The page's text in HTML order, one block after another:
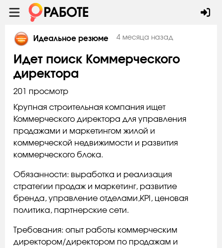
Идеальное резюме 4 месяца назад
Идет поиск Коммерческого
директора
201 просмотр
Крупная строительная компания ищет
Коммерческого директора для управления
продажами и маркетингом жилой и
коммерческой недвижимости и развития
коммерческого блока.
Обязанности: выработка и реализация
стратегии продаж и маркетинг, развитие
бренда, управление отделами,KPI, ценовая
политика, партнерские сети.
Требования: опыт работы коммерческим
директором/директором по продажам и